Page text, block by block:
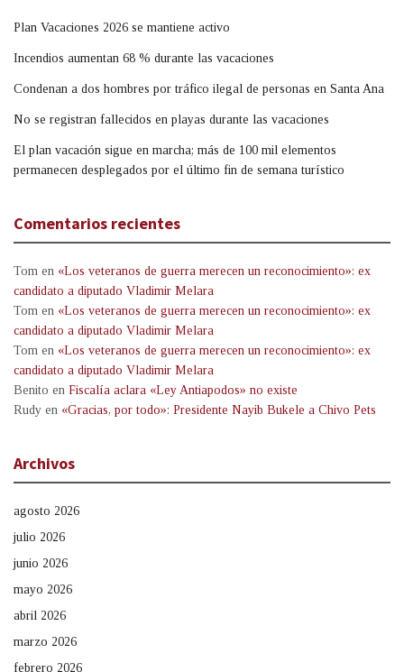
Plan Vacaciones 2026 se mantiene activo
Incendios aumentan 68 % durante las vacaciones
Condenan a dos hombres por tráfico ilegal de personas en Santa Ana
No se registran fallecidos en playas durante las vacaciones
El plan vacación sigue en marcha; más de 100 mil elementos
permanecen desplegados por el último fin de semana turístico
Comentarios recientes
Tom en «Los veteranos de guerra merecen un reconocimiento»: ex
candidato a diputado Vladimir Melara
Tom en «Los veteranos de guerra merecen un reconocimiento»: ex
candidato a diputado Vladimir Melara
Tom en «Los veteranos de guerra merecen un reconocimiento»: ex
candidato a diputado Vladimir Melara
Benito en Fiscalía aclara «Ley Antiapodos» no existe
Rudy en «Gracias, por todo»: Presidente Nayib Bukele a Chivo Pets
Archivos
agosto 2026
julio 2026
junio 2026
mayo 2026
abril 2026
marzo 2026
febrero 2026